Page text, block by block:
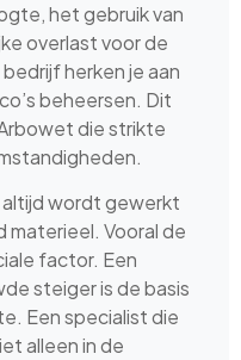
het gebruik van
overlast voor de
herken je aan
beheersen. Dit
die strikte
wordt gewerkt
Vooral de
factor. Een
steiger is de basis
Een specialist die
alleen in de